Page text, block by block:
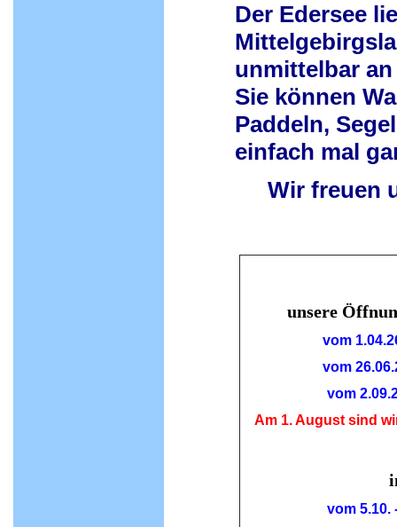
Der Edersee
unmittelbar
Sie können
Paddeln,
einfach mal
Wir freuen
unsere
vom
vom
vom
Am 1. August sind
vom 5.10.